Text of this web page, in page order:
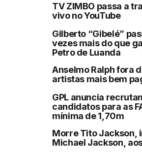
TV ZIMBO passa a
vivo no YouTube
Gilberto “Gibelé”
vezes mais do que
Petro de Luanda
Anselmo Ralph fora
artistas mais bem
GPL anuncia
candidatos para as
mínima de 1,70m
Morre Tito Jackson,
Michael Jackson,